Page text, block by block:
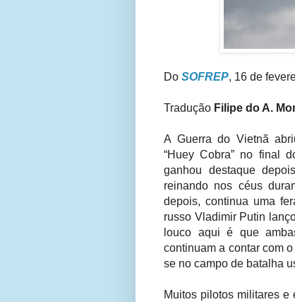
Do SOFREP, 16 de
Tradução Filipe do A.
A Guerra do Vietnã
“Huey Cobra” no final
ganhou destaque
reinando nos céus
depois, continua uma
russo Vladimir Putin
louco aqui é que
continuam a contar com
se no campo de batalha
Muitos pilotos militares e